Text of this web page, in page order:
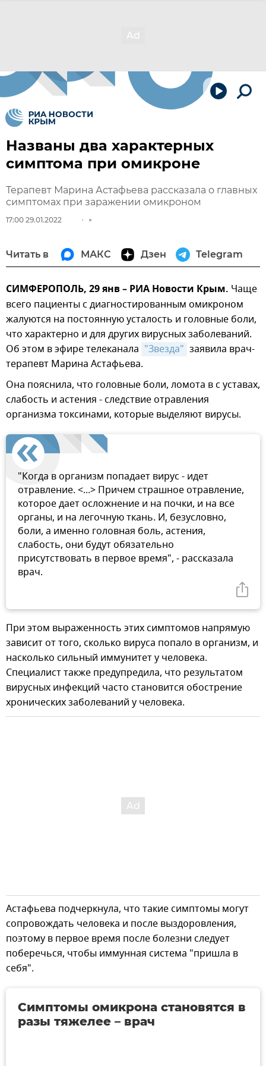
Названы два характерных
симптома при омикроне
Терапевт Марина Астафьева рассказала о главных
симптомах при заражении омикроном
17:00 29.01.2022
Читать в МАКС Дзен Telegram
СИМФЕРОПОЛЬ, 29 янв – РИА Новости Крым. Чаще
всего пациенты с диагностированным омикроном
жалуются на постоянную усталость и головные боли,
что характерно и для других вирусных заболеваний.
Об этом в эфире телеканала "Звезда" заявила врач-
терапевт Марина Астафьева.
Она пояснила, что головные боли, ломота в с уставах,
слабость и астения - следствие отравления
организма токсинами, которые выделяют вирусы.
"Когда в организм попадает вирус - идет
отравление. <...> Причем страшное отравление,
которое дает осложнение и на почки, и на все
органы, и на легочную ткань. И, безусловно,
боли, а именно головная боль, астения,
слабость, они будут обязательно
присутствовать в первое время", - рассказала
врач.
При этом выраженность этих симптомов напрямую
зависит от того, сколько вируса попало в организм, и
насколько сильный иммунитет у человека.
Специалист также предупредила, что результатом
вирусных инфекций часто становится обострение
хронических заболеваний у человека.
Астафьева подчеркнула, что такие симптомы могут
сопровождать человека и после выздоровления,
поэтому в первое время после болезни следует
поберечься, чтобы иммунная система "пришла в
себя".
Симптомы омикрона становятся в
разы тяжелее – врач